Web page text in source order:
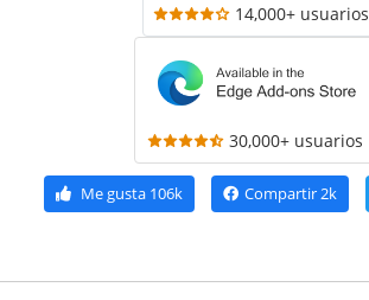
14,000+ usuarios
30,000+ usuarios
Me gusta106k Compartir 2k